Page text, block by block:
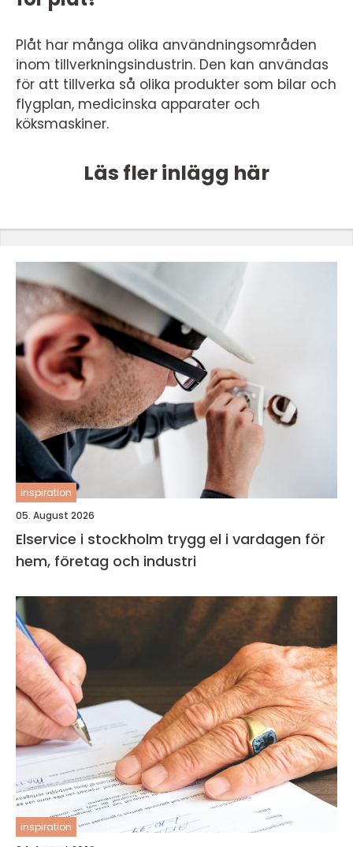
Plåt har många olika användningsområden
inom tillverkningsindustrin. Den kan användas
för att tillverka så olika produkter som bilar och
flygplan, medicinska apparater och
köksmaskiner.
Läs fler inlägg här
inspiration
05. August 2026
Elservice i stockholm trygg el i vardagen för
hem, företag och industri
inspiration